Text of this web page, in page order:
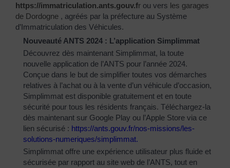
https://immatriculation.ants.gouv.fr ou vers les garages
de Dordogne , agréés par la préfecture au Système
d’Immatriculation des Véhicules.
Nouveauté ANTS 2024 : L’application Simplimmat
Découvrez dès maintenant Simplimmat, la toute
nouvelle application de l’ANTS pour l’année 2024.
Conçue dans le but de simplifier toutes vos démarches
relatives à l’achat ou à la vente d’un véhicule d’occasion,
Simplimmat est disponible gratuitement et en toute
sécurité pour tous les résidents français. Téléchargez-la
dès maintenant sur Google Play ou l’Apple Store via ce
lien sécurisé : https://ants.gouv.fr/nos-missions/les-
solutions-numeriques/simplimmat.
Simplimmat offre une expérience utilisateur plus fluide et
sécurisée par rapport au site web de l’ANTS, tout en